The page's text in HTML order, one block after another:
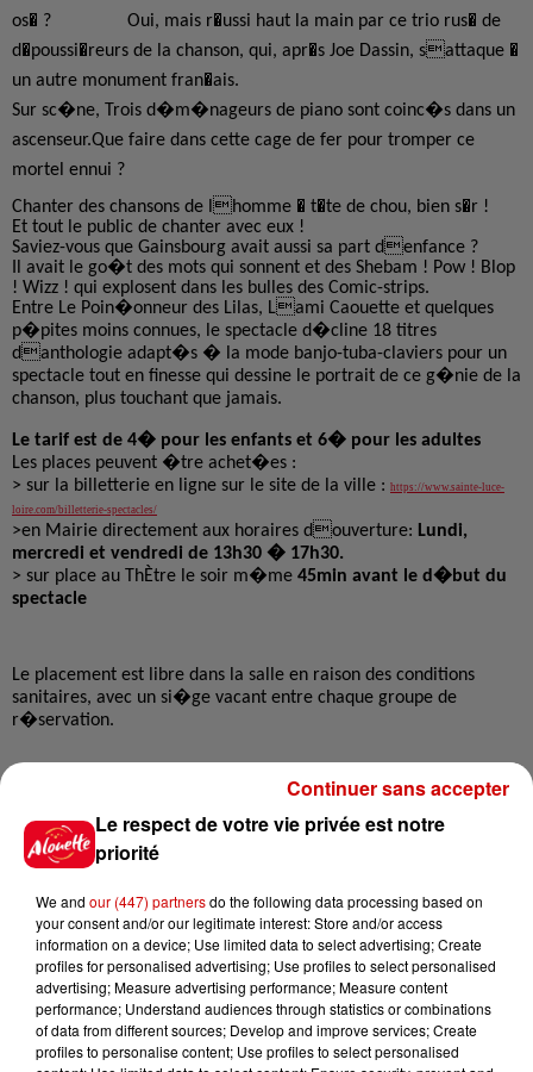
os� ? Oui, mais r�ussi haut la main par ce trio rus� de
d�poussi�reurs de la chanson, qui, apr�s Joe Dassin, sattaque �
un autre monument fran�ais.
Sur sc�ne, Trois d�m�nageurs de piano sont coinc�s dans un
ascenseur.Que faire dans cette cage de fer pour tromper ce
mortel ennui ?
Chanter des chansons de lhomme � t�te de chou, bien s�r !
Et tout le public de chanter avec eux !
Saviez-vous que Gainsbourg avait aussi sa part denfance ?
Il avait le go�t des mots qui sonnent et des Shebam ! Pow ! Blop
! Wizz ! qui explosent dans les bulles des Comic-strips.
Entre Le Poin�onneur des Lilas, Lami Caouette et quelques
p�pites moins connues, le spectacle d�cline 18 titres
danthologie adapt�s � la mode banjo-tuba-claviers pour un
spectacle tout en finesse qui dessine le portrait de ce g�nie de la
chanson, plus touchant que jamais.
Le tarif est de 4� pour les enfants et 6� pour les adultes
Les places peuvent �tre achet�es :
> sur la billetterie en ligne sur le site de la ville : https://www.sainte-luce-
loire.com/billetterie-spectacles/
>en Mairie directement aux horaires douverture: Lundi,
mercredi et vendredi de 13h30 � 17h30.
> sur place au ThÈtre le soir m�me 45min avant le d�but du
spectacle
Le placement est libre dans la salle en raison des conditions
sanitaires, avec un si�ge vacant entre chaque groupe de
r�servation.
Voir plus
rouleurs" : le délai pour la...
8 août 2026
Royan : elle tente d’écraser son
ex-conjoint et dit regretter...
Le respect de votre vie privée est notre
priorité
We and our (447) partnersdo the following data processing based on
your consent and/or our legitimate interest: Store and/or access
information on a device; Use limited data to select advertising; Create
profiles for personalised advertising; Use profiles to select personalised
advertising; Measure advertising performance; Measure content
performance; Understand audiences through statistics or combinations
of data from different sources; Develop and improve services; Create
profiles to personalise content; Use profiles to select personalised
Continuer sans accepter